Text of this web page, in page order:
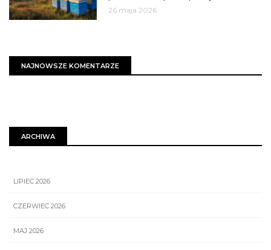
26 maja 2026
NAJNOWSZE KOMENTARZE
ARCHIWA
LIPIEC 2026
CZERWIEC 2026
MAJ 2026